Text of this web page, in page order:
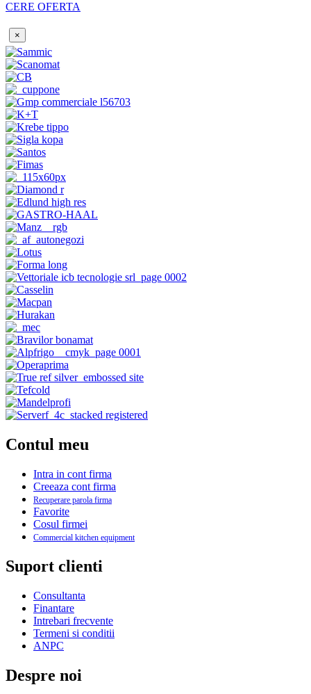
CERE OFERTA
×
Contul meu
Intra in cont firma
Creeaza cont firma
Recuperare parola firma
Favorite
Cosul firmei
Commercial kitchen equipment
Suport clienti
Consultanta
Finantare
Intrebari frecvente
Termeni si conditii
ANPC
Despre noi